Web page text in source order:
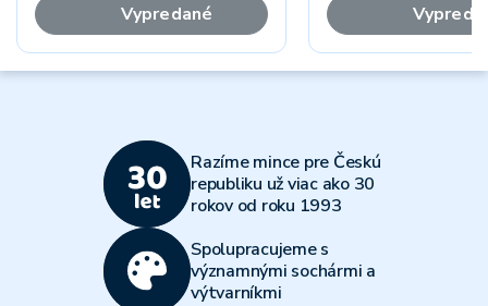
Vypredané
Razíme mince pre Českú
republiku už viac ako 30
rokov od roku 1993
Spolupracujeme s
významnými sochármi a
výtvarníkmi